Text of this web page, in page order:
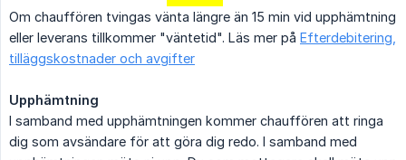
Om chauffören tvingas vänta längre än 15 min vid upphämtning
eller leverans tillkommer "väntetid". Läs mer på Efterdebitering,
tilläggskostnader och avgifter
Upphämtning
I samband med upphämtningen kommer chauffören att ringa
dig som avsändare för att göra dig redo. I samband med